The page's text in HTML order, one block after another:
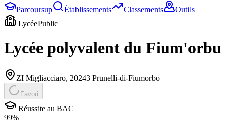
Parcoursup Établissements Classements
Outils
LycéePublic
Lycée polyvalent du Fium'orbu
ZI Migliacciaro, 20243 Prunelli-di-Fiumorbo
Favori
Réussite au BAC
99%